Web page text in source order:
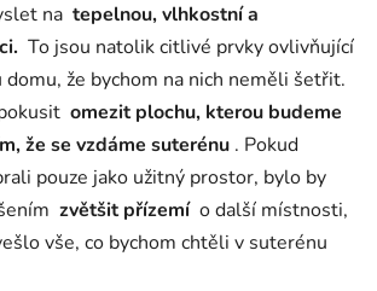
na tepelnou, vlhkostní a
To jsou natolik citlivé prvky ovlivňující
domu, že bychom na nich neměli šetřit.
omezit plochu, kterou budeme
že se vzdáme suterénu . Pokud
pouze jako užitný prostor, bylo by
zvětšit přízemí o další místnosti,
vše, co bychom chtěli v suterénu